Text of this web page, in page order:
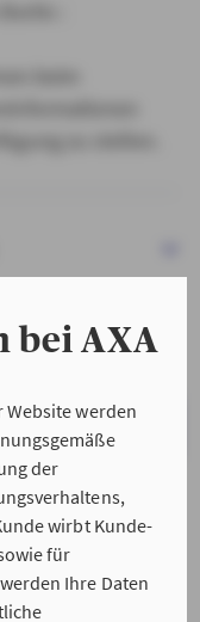
bei AXA
Website werden
der
wirbt Kunde-
für
Ihre Daten